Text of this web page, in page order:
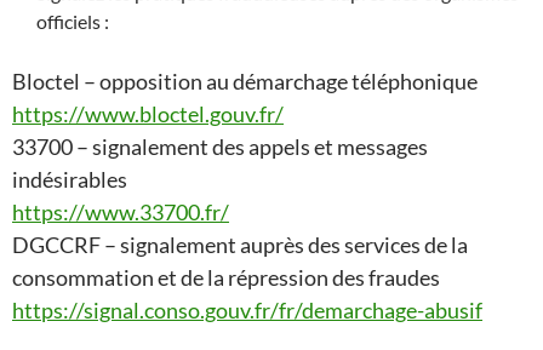
officiels :
Bloctel – opposition au démarchage téléphonique
https://www.bloctel.gouv.fr/
33700 – signalement des appels et messages
indésirables
https://www.33700.fr/
DGCCRF – signalement auprès des services de la
consommation et de la répression des fraudes
https://signal.conso.gouv.fr/fr/demarchage-abusif